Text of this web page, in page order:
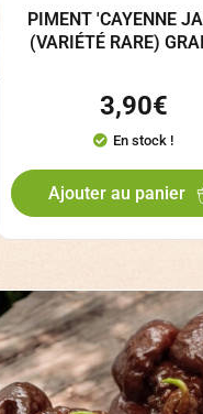
PIMENT 'CAYENNE
(VARIÉTÉ RARE)
3,90€
En stock !
Ajouter au panier